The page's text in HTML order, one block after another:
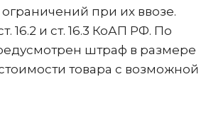
при их ввозе.
16.2 и ст. 16.3 КоАП РФ. По
штраф в размере
товара с возможной